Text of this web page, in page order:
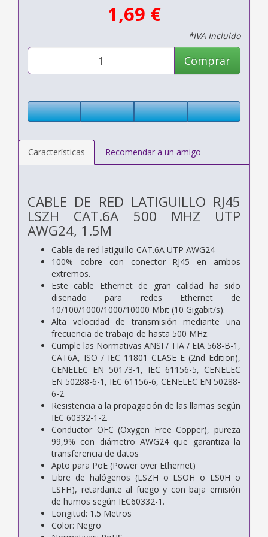
1,69 €
*IVA Incluido
Comprar
Características Recomendar a un amigo
CABLE DE RED LATIGUILLO RJ45
LSZH CAT.6A 500 MHZ UTP
AWG24, 1.5M
Cable de red latiguillo CAT.6A UTP AWG24
100% cobre con conector RJ45 en ambos
extremos.
Este cable Ethernet de gran calidad ha sido
diseñado para redes Ethernet de
10/100/1000/1000/10000 Mbit (10 Gigabit/s).
Alta velocidad de transmisión mediante una
frecuencia de trabajo de hasta 500 MHz.
Cumple las Normativas ANSI / TIA / EIA 568-B-1,
CAT6A, ISO / IEC 11801 CLASE E (2nd Edition),
CENELEC EN 50173-1, IEC 61156-5, CENELEC
EN 50288-6-1, IEC 61156-6, CENELEC EN 50288-
6-2.
Resistencia a la propagación de las llamas según
IEC 60332-1-2.
Conductor OFC (Oxygen Free Copper), pureza
99,9% con diámetro AWG24 que garantiza la
transferencia de datos
Apto para PoE (Power over Ethernet)
Libre de halógenos (LSZH o LSOH o LS0H o
LSFH), retardante al fuego y con baja emisión
de humos según IEC60332-1.
Longitud: 1.5 Metros
Color: Negro